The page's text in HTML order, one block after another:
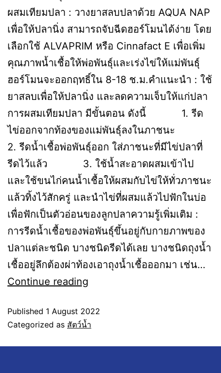
ผสมเทียมปลา : วางยาสลบปลาด้วย AQUA NAP
เพื่อให้ปลานิ่ง สามารถจับฉีดฮอร์โมนได้ง่าย โดย
เลือกใช้ ALVAPRIM หรือ Cinnafact E เพื่อเพิ่ม
คุณภาพน้ำเชื้อให้พ่อพันธุ์และเร่งไข่ให้แม่พันธุ์
ฮอร์โมนจะออกฤทธิ์ใน 8-18 ช.ม.คำแนะนำ : ใช้
ยาสลบเพื่อให้ปลานิ่ง และลดความเจ็บให้แก่ปลา
การผสมเทียมปลา มีขั้นตอน ดังนี้ 1. รีด
ไข่ออกจากท้องของแม่พันธุ์ลงในภาชนะ
2. รีดน้ำเชื้อพ่อพันธุ์ออก ใส่ภาชนะที่มีไข่ปลาที่
รีดไว้แล้ว 3. ใช้น้ำสะอาดผสมเข้าไป
และใช้ขนไก่คนน้ำเชื้อให้ผสมกับไข่ให้ทั่วภาชนะ
แล้วทิ้งไว้สักครู่ และนำไข่ที่ผสมแล้วไปฟักในบ่อ
เพื่อฟักเป็นตัวอ่อนของลูกปลาความรู้เพิ่มเติม :
การรีดน้ำเชื้อของพ่อพันธุ์ขึ้นอยู่กับกายภาพของ
ปลาแต่ละชนิด บางชนิดรีดได้เลย บางชนิดถุงน้ำ
เชื้ออยู่ลึกต้องผ่าท้องเอาถุงน้ำเชื้อออกมา เช่น…
Continue reading
Published 1 August 2022
Categorized as สัตว์น้ำ